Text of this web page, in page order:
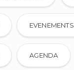
EVENEMENTS
AGENDA